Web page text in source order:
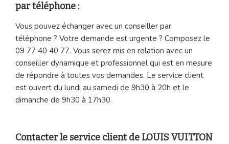
par téléphone :
Vous pouvez échanger avec un conseiller par
téléphone ? Votre demande est urgente ? Composez le
09 77 40 40 77. Vous serez mis en relation avec un
conseiller dynamique et professionnel qui est en mesure
de répondre à toutes vos demandes. Le service client
est ouvert du lundi au samedi de 9h30 à 20h et le
dimanche de 9h30 à 17h30.
Contacter le service client de LOUIS VUITTON